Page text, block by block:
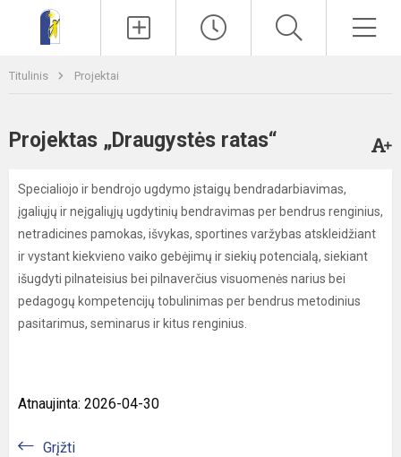
Titulinis Projektai
Projektas „Draugystės ratas“
Specialiojo ir bendrojo ugdymo įstaigų bendradarbiavimas,
įgaliųjų ir neįgaliųjų ugdytinių bendravimas per bendrus renginius,
netradicines pamokas, išvykas, sportines varžybas atskleidžiant
ir vystant kiekvieno vaiko gebėjimų ir siekių potencialą, siekiant
išugdyti pilnateisius bei pilnaverčius visuomenės narius bei
pedagogų kompetencijų tobulinimas per bendrus metodinius
pasitarimus, seminarus ir kitus renginius.
Atnaujinta: 2026-04-30
Grįžti